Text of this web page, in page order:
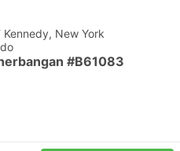
New York
#B61083